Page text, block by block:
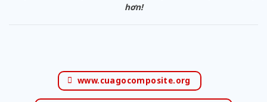
hơn!
www.cuagocomposite.org